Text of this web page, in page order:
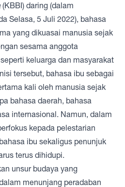
(KBBI) daring (dalam
Selasa, 5 Juli 2022), bahasa
yang dikuasai manusia sejak
sesama anggota
keluarga dan masyarakat
tersebut, bahasa ibu sebagai
kali oleh manusia sejak
bahasa daerah, bahasa
internasional. Namun, dalam
kepada pelestarian
ibu sekaligus penunjuk
terus dihidupi.
unsur budaya yang
menunjang peradaban